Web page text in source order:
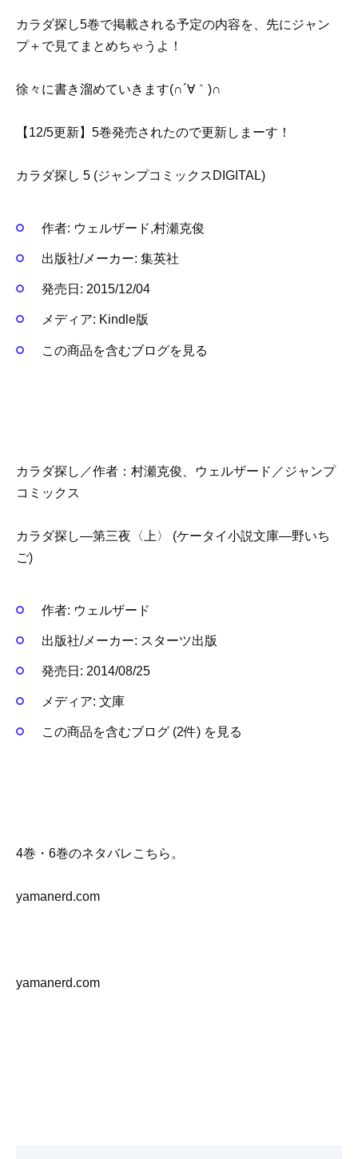
カラダ探し5巻で掲載される予定の内容を、先にジャン
プ＋で見てまとめちゃうよ！
徐々に書き溜めていきます(∩´∀｀)∩
【12/5更新】5巻発売されたので更新しまーす！
カラダ探し 5 (ジャンプコミックスDIGITAL)
作者: ウェルザード,村瀬克俊
出版社/メーカー: 集英社
発売日: 2015/12/04
メディア: Kindle版
この商品を含むブログを見る
カラダ探し／作者： 村瀬克俊、ウェルザード／ ジャンプ
コミックス
カラダ探し―第三夜〈上〉 (ケータイ小説文庫―野いち
ご)
作者: ウェルザード
出版社/メーカー: スターツ出版
発売日: 2014/08/25
メディア: 文庫
この商品を含むブログ (2件) を見る
4巻・6巻のネタバレこちら。
yamanerd.com
yamanerd.com